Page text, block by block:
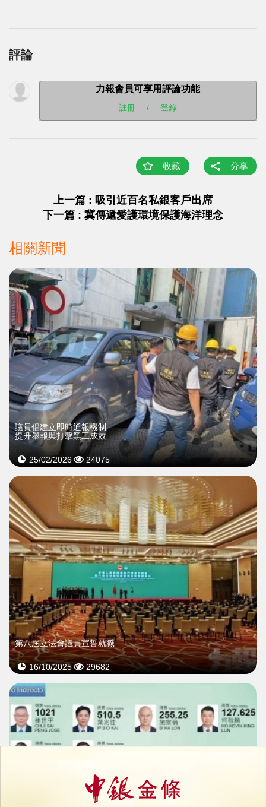
評論
力報會員可享用評論功能
註冊 / 登錄
收藏 分享
上一篇 : 吸引近百名私銀客戶出席
下一篇 : 冀傳遞愛護環境保護海洋理念
相關新聞
議員倡建立即時通報機制
提升舉報與打擊黑工成效
25/02/2026 24075
第八屆立法會議員宣誓就職
16/10/2025 29682